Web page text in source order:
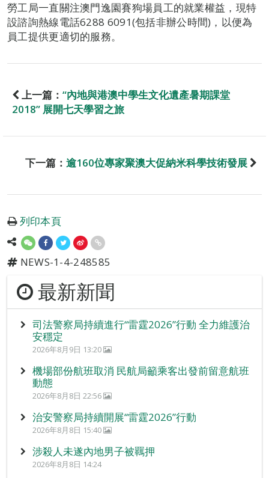
勞工局一直關注澳門逸園賽狗場員工的就業權益，現特
設諮詢熱線電話6288 6091(包括非辦公時間)，以便為
員工提供更適切的服務。
上一篇： “內地與港澳中學生文化遺產暑期課堂
2018” 展開七天學習之旅
下一篇： 逾160位專家聚澳大促納米科學技術發展
列印本頁
NEWS-1-4-248585
最新新聞
司法警察局持續進行“雷霆2026”行動 全力維護治
安穩定
2026年8月9日 13:20
機場部份航班取消 民航局籲乘客出發前留意航班
動態
2026年8月8日 22:56
治安警察局持續開展“雷霆2026”行動
2026年8月8日 15:40
涉殺人未遂內地男子被羈押
2026年8月8日 14:24